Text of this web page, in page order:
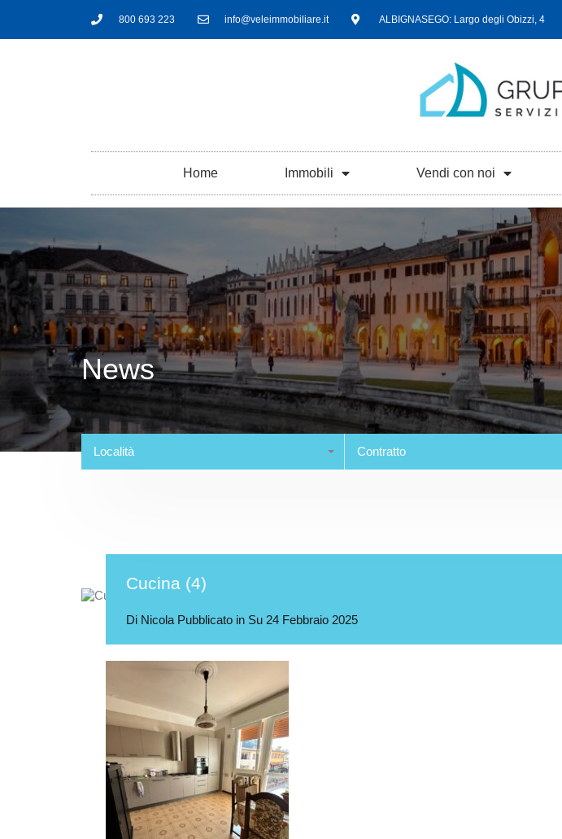
800 693 223 info@veleimmobiliare.it ALBIGNASEGO: Largo degli Obizzi, 4
Home Immobili Vendi con noi
News
Località Contratto
Cucina (4)
Di Nicola Pubblicato in Su 24 Febbraio 2025